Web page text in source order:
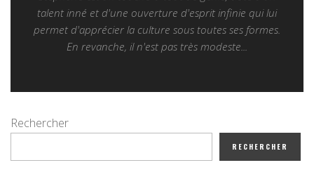
talent inné et d'une ouverture d'esprit infinie qui lui
permet d'apprécier la culture sous toutes ses formes.
En revanche, il n'est pas très modeste...
Rechercher
RECHERCHER